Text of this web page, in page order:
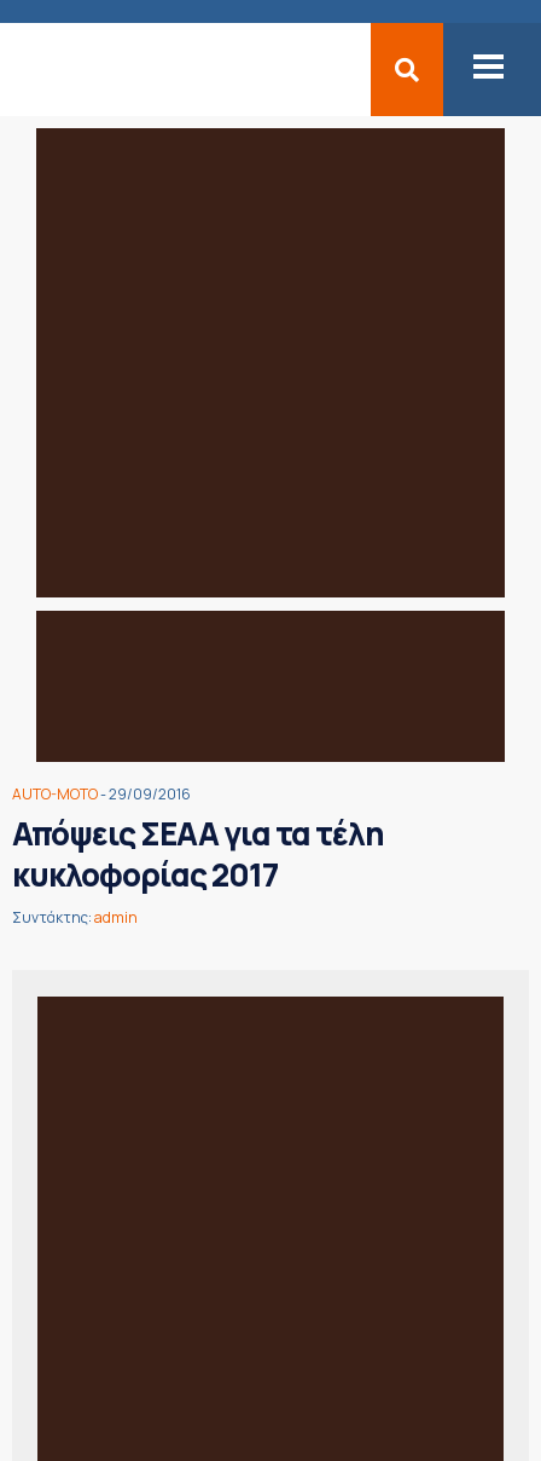
AUTO-MOTO- 29/09/2016
Απόψεις ΣΕΑΑ για τα τέλη
κυκλοφορίας 2017
Συντάκτης:admin